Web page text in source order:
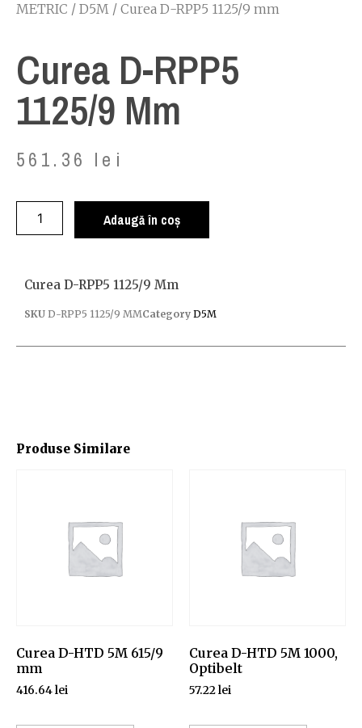
METRIC / D5M / Curea D-RPP5 1125/9 mm
Curea D-RPP5
1125/9 Mm
561.36 lei
Adaugă în coș
Produse Similare
Curea D-HTD 5M 615/9
mm
416.64lei
Curea D-HTD 5M 1000,
Optibelt
57.22lei
Curea D-RPP5 1125/9 Mm
SKU D-RPP5 1125/9 MMCategory D5M